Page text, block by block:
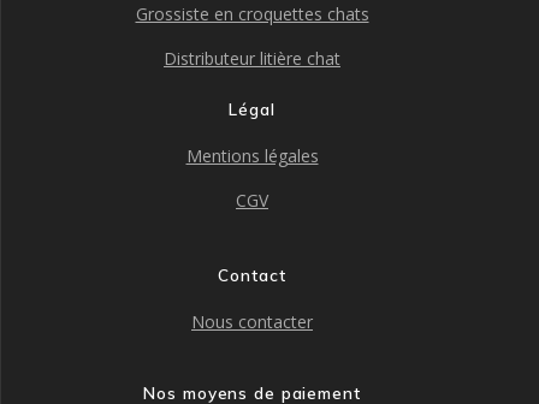
Grossiste en croquettes chats
Distributeur litière chat
Légal
Mentions légales
CGV
Contact
Nous contacter
Nos moyens de paiement